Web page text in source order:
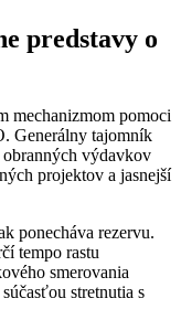
predstavy o
mechanizmom pomoci
Generálny tajomník
výdavkov
projektov a jasnejší
ponecháva rezervu.
tempo rastu
smerovania
stretnutia s